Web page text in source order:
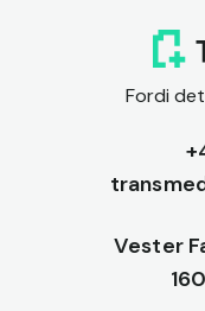
Fordi
Vester